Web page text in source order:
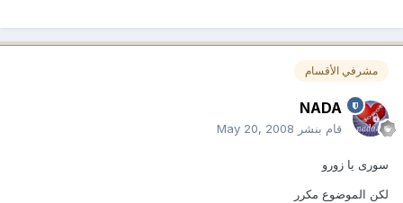
مشرفي الأقسام
NADA
قام بنشر May 20, 2008
سورى يا زورو
لكن الموضوع مكرر